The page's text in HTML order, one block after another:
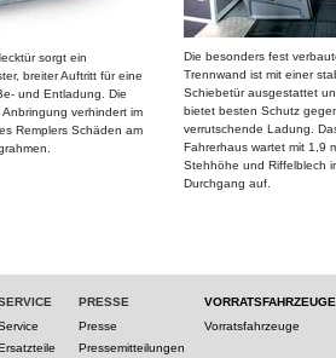
sorgt ein
breiter Auftritt für eine
und Entladung. Die
Anbringung verhindert im
Remplers Schäden am
Die besonders fest
Trennwand ist mit einer
Schiebetür ausgestattet
bietet besten Schutz
verrutschende Ladung.
Fahrerhaus wartet mit 1,9
Stehhöhe und Riffelblech
Durchgang auf.
PRESSE
Presse
Pressemitteilungen
VORRATSFAHRZEUGE
Vorratsfahrzeuge